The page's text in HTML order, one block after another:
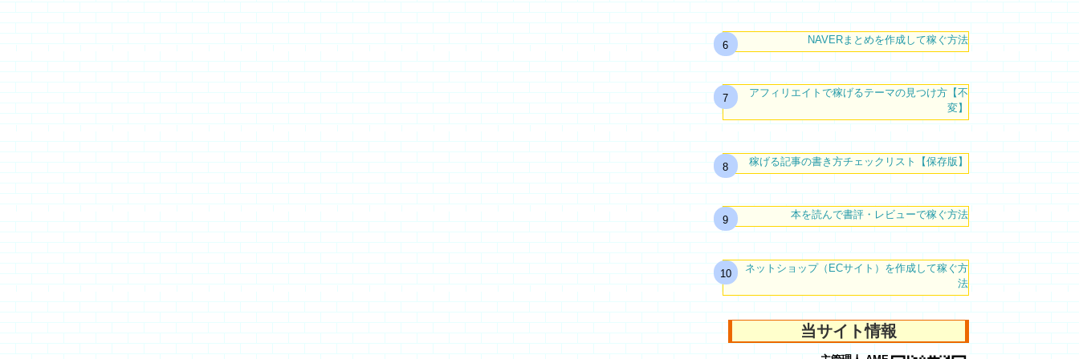
NAVERまとめを作成して稼ぐ方法
アフィリエイトで稼げるテーマの見つけ方【不
変】
稼げる記事の書き方チェックリスト【保存版】
本を読んで書評・レビューで稼ぐ方法
ネットショップ（ECサイト）を作成して稼ぐ方
法
当サイト情報